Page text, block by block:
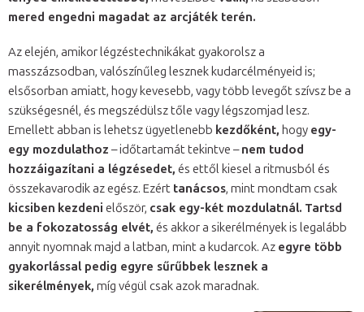
mered engedni magadat az arcjáték terén.
Az elején, amikor légzéstechnikákat gyakorolsz a
masszázsodban, valószínűleg lesznek kudarcélményeid is;
elsősorban amiatt, hogy kevesebb, vagy több levegőt szívsz be a
szükségesnél, és megszédülsz tőle vagy légszomjad lesz.
Emellett abban is lehetsz ügyetlenebb kezdőként, hogy egy-
egy mozdulathoz – időtartamát tekintve –nem tudod
hozzáigazítani a légzésedet, és ettől kiesel a ritmusból és
összekavarodik az egész. Ezért tanácsos, mint mondtam csak
kicsiben kezdeni először, csak egy-két mozdulatnál. Tartsd
be a fokozatosság elvét, és akkor a sikerélmények is legalább
annyit nyomnak majd a latban, mint a kudarcok. Az egyre több
gyakorlással pedig egyre sűrűbbek lesznek a
sikerélmények, míg végül csak azok maradnak.